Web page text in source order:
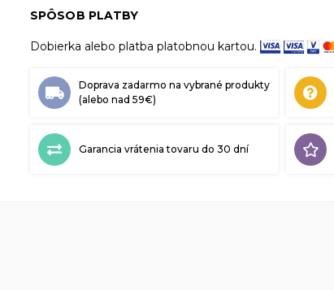
SPÔSOB PLATBY
Dobierka alebo platba platobnou kartou.
Doprava zadarmo na vybrané produkty
(alebo nad 59€)
Garancia vrátenia tovaru do 30 dní